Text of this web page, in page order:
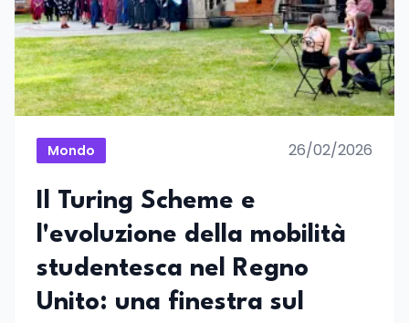
Mondo 26/02/2026
Il Turing Scheme e
l'evoluzione della mobilità
studentesca nel Regno
Unito: una finestra sul